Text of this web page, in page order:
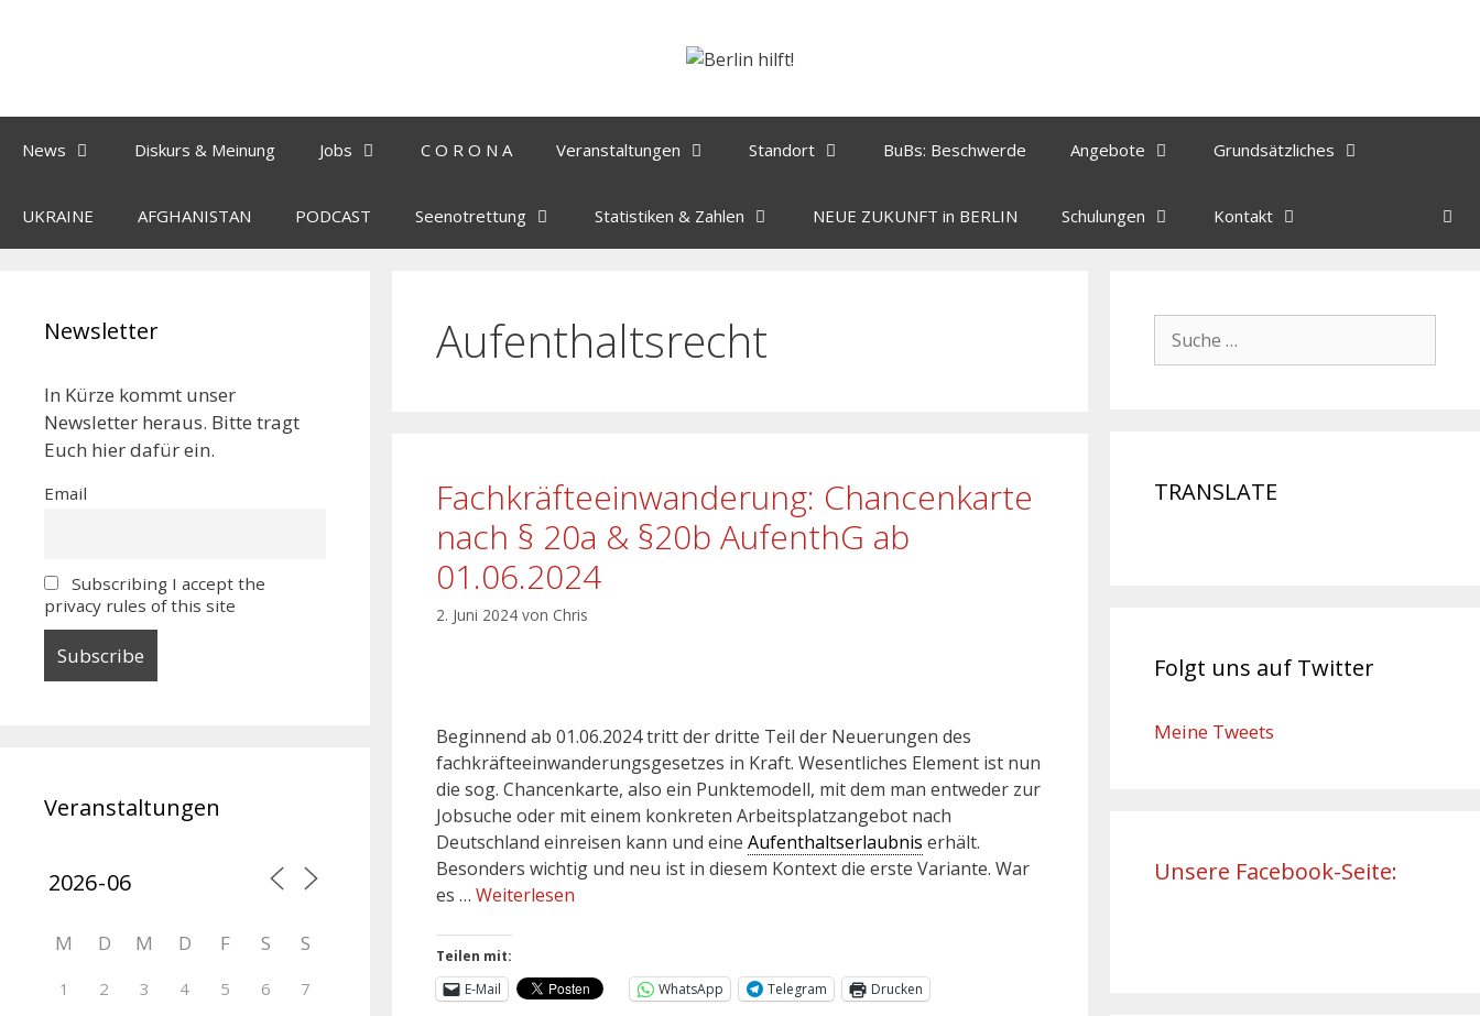
News Diskurs & Meinung Jobs C O R O N A Veranstaltungen Standort BuBs: Beschwerde Angebote Grundsätzliches
UKRAINE AFGHANISTAN PODCAST Seenotrettung Statistiken & Zahlen NEUE ZUKUNFT in BERLIN Schulungen Kontakt
Aufenthaltsrecht
Fachkräfteeinwanderung: Chancenkarte
nach § 20a & §20b AufenthG ab
01.06.2024
2. Juni 2024 von Chris
Beginnend ab 01.06.2024 tritt der dritte Teil der Neuerungen des
fachkräfteeinwanderungsgesetzes in Kraft. Wesentliches Element ist nun
die sog. Chancenkarte, also ein Punktemodell, mit dem man entweder zur
Jobsuche oder mit einem konkreten Arbeitsplatzangebot nach
Deutschland einreisen kann und eine Aufenthaltserlaubnis erhält.
Besonders wichtig und neu ist in diesem Kontext die erste Variante. War
es … Weiterlesen
Teilen mit:
E-Mail
WhatsApp Telegram Drucken
Newsletter
In Kürze kommt unser
Newsletter heraus. Bitte tragt
Euch hier dafür ein.
Email
Subscribing I accept the
privacy rules of this site
Veranstaltungen
M D M D F S S
1 2 3 4 5 6
7
TRANSLATE
Folgt uns auf Twitter
Meine Tweets
Unsere Facebook-Seite: